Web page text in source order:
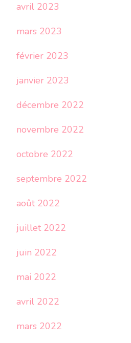
avril 2023
mars 2023
février 2023
janvier 2023
décembre 2022
novembre 2022
octobre 2022
septembre 2022
août 2022
juillet 2022
juin 2022
mai 2022
avril 2022
mars 2022